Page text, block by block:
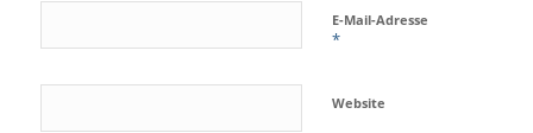
E-Mail-Adresse
*
Website